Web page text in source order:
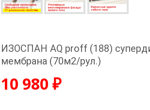
ИЗОСПАН AQ proff (188)
мембрана (70м2/рул.)
10 980 ₽